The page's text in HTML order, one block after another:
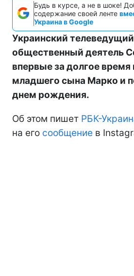
Будь в курсе, а не в шоке!
содержание своей ленте
Украина в Google
Украинский
общественный деятель
впервые за долгое время
младшего сына Марко и
днем рождения.
Об этом пишет РБК-
на его сообщение в